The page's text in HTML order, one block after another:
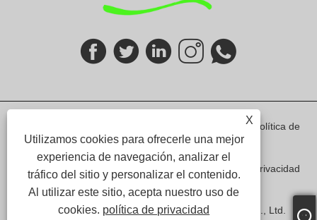
X
Utilizamos cookies para ofrecerle una mejor
experiencia de navegación, analizar el
tráfico del sitio y personalizar el contenido.
Al utilizar este sitio, acepta nuestro uso de
cookies. política de privacidad
política de
privacidad
Copyright © 2024 Shenzhen Xin Yean Furniture Co., Ltd.